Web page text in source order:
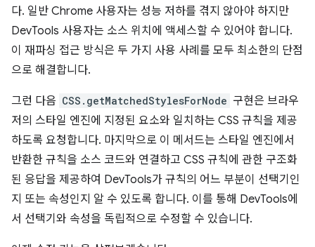
다. 일반 Chrome 사용자는 성능 저하를 겪지 않아야 하지만
DevTools 사용자는 소스 위치에 액세스할 수 있어야 합니다.
이 재파싱 접근 방식은 두 가지 사용 사례를 모두 최소한의 단점
으로 해결합니다.
그런 다음 CSS.getMatchedStylesForNode 구현은 브라우
저의 스타일 엔진에 지정된 요소와 일치하는 CSS 규칙을 제공
하도록 요청합니다. 마지막으로 이 메서드는 스타일 엔진에서
반환한 규칙을 소스 코드와 연결하고 CSS 규칙에 관한 구조화
된 응답을 제공하여 DevTools가 규칙의 어느 부분이 선택기인
지 또는 속성인지 알 수 있도록 합니다. 이를 통해 DevTools에
서 선택기와 속성을 독립적으로 수정할 수 있습니다.